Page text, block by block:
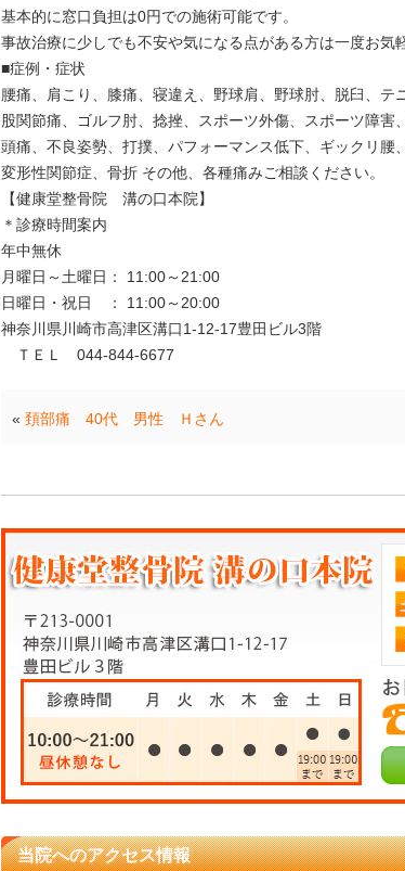
基本的に窓口負担は0円での施術可能です。
事故治療に少しでも不安や気になる点がある方は一度お気
■症例・症状
腰痛、肩こり、膝痛、寝違え、野球肩、野球肘、脱臼、テ
股関節痛、ゴルフ肘、捻挫、スポーツ外傷、スポーツ障害
頭痛、不良姿勢、打撲、パフォーマンス低下、ギックリ腰
変形性関節症、骨折 その他、各種痛みご相談ください。
【健康堂整骨院 溝の口本院】
＊診療時間案内
年中無休
月曜日～土曜日： 11:00～21:00
日曜日・祝日 ： 11:00～20:00
神奈川県川崎市高津区溝口1-12-17豊田ビル3階
ＴＥＬ 044-844-6677
« 頚部痛 40代 男性 Ｈさん
当院へのアクセス情報